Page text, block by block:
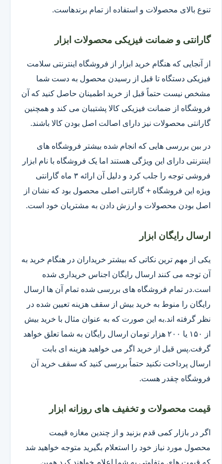
تنوع بالای محصولات و استفاده از تمام برندهاست.
گارانتی و ضمانت فیزیکی محصولات ابزار
از آنجایی که هنگام خرید ابزار از فروشگاه اینترنتی سلامت
فیزیکی دستگاه تا قبل از رسیدن محصول به دست شما
مشخص نیست حتماً قبل از خرید اطمینان حاصل کنید که آن
فروشگاه از ضمانت فیزیکی کالا پشتیبان می کند و همچنین
گارانتی محصولات نیز دارای اصالت اصل بودن کالا باشند.
در بین بررسی هایی که انجام شده بیشتر فروشگاه های
اینترنتی دارای این ویژگی هستند اما یک فروشگاه با نام ابزار
فروشی توجه را جلب کرد و دلیل آن ارائه ۳ ماه گارانتی
ویژه این فروشگاه + گارانتی اصلی محصول بود که نشان از
اصل بودن محصولات و ارزش دادن به مشتریان خود است.
ارسال رایگان ابزار
یکی از مهم ترین نکاتی که بیشتر خریداران در هنگام خرید به
آن توجه می کنند ارسال رایگان اجناس خریداری شده
است.در تمام فروشگاه های بررسی شده تمام آن ها ارسال
رایگان را منوط به خرید بیش از سقف هزینه تعیین شده در
نظر گرفته اند.به این صورت که به عنوان مثال با خرید بیش
از ۱۵۰ یا ۲۰۰ هزار تومان ارسال رایگان به شما تعلق خواهد
گرفت.پس قبل از خرید اگر می خواهید هزینه ای بابت
ارسال پرداخت نکنید حتماً بررسی کنید که سقف خرید آن
فروشگاه چقدر هست.
قیمت محصولات و تخفیف های روزانه ابزار
اگر در بازار کمی قدم بزنید و از چندین مغازه قیمت
محصول مورد نیاز خود را استعلام بگیرید متوجه خواهید شد
که قیمت های متفاوتی به شما اعلام خواهند کرد همین